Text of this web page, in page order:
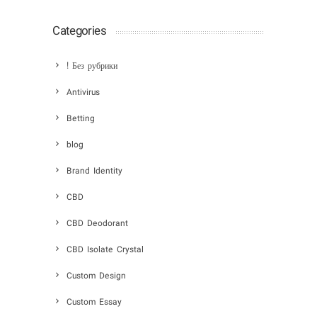
Categories
! Без рубрики
Antivirus
Betting
blog
Brand Identity
CBD
CBD Deodorant
CBD Isolate Crystal
Custom Design
Custom Essay